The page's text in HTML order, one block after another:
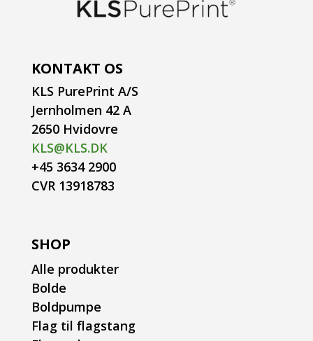
KONTAKT OS
KLS PurePrint A/S
Jernholmen 42 A
2650 Hvidovre
KLS@KLS.DK
+45 3634 2900
CVR 13918783
SHOP
Alle produkter
Bolde
Boldpumpe
Flag til flagstang